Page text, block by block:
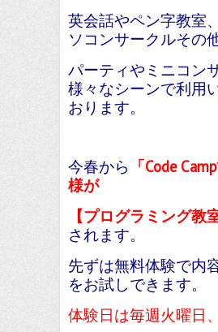
英会話やペン字教室
ソコンサークルその
パーティやミニコン
様々なシーンで利用
おります。
今春から 「Code
様が
【プログラミング教
されます。
先ずは無料体験で内
をお試しできます。
体験日は毎週火曜日